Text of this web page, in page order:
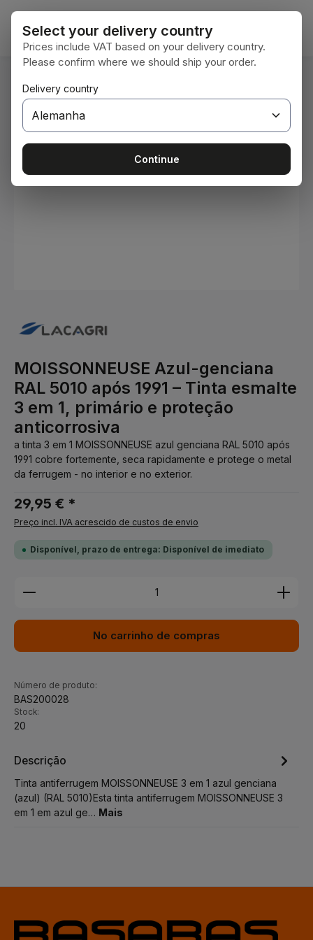
Ir para o conteúdo principal
Você está aqui: Home
MOISSONNEUSE Azul-genciana
RAL 5010 após 1991 – Tinta esmalte
3 em 1, primário e proteção
anticorrosiva
a tinta 3 em 1 MOISSONNEUSE azul genciana RAL 5010 após
1991 cobre fortemente, seca rapidamente e protege o metal
da ferrugem - no interior e no exterior.
29,95 € *
Preço incl. IVA acrescido de custos de envio
Disponível, prazo de entrega: Disponível de imediato
Quantidade do Produto: Insira a quantidade
No carrinho de compras
Número de produto:
BAS200028
Stock:
20
Descrição
Tinta antiferrugem MOISSONNEUSE 3 em 1 azul genciana
(azul) (RAL 5010)Esta tinta antiferrugem MOISSONNEUSE 3
em 1 em azul ge… Mais
Select your delivery country
Prices include VAT based on your delivery country.
Please confirm where we should ship your order.
Delivery country
Continue